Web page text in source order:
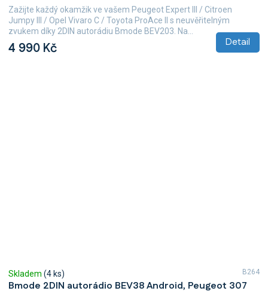
4 990 Kč Detail
Zažijte každý okamžik ve vašem Peugeot Expert III / Citroen
Jumpy III / Opel Vivaro C / Toyota ProAce II s neuvěřitelným
zvukem díky 2DIN autorádiu Bmode BEV203. Na...
Bmode 2DIN autorádio BEV38 Android, Peugeot 307
Skladem (4 ks) B264